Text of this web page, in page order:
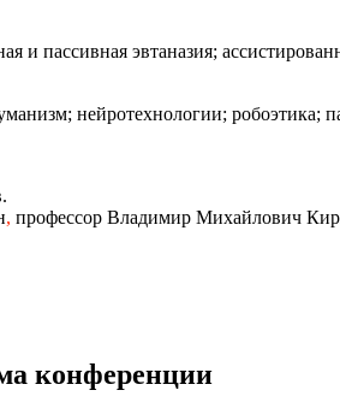
и пассивная эвтаназия;
нейротехнологии;
, профессор Владимир Михайлович
конференции